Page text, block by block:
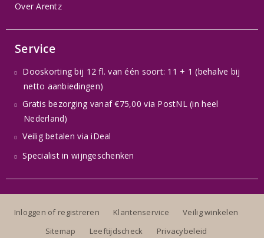
Over Arentz
Service
Dooskorting bij 12 fl. van één soort: 11 + 1 (behalve bij
netto aanbiedingen)
Gratis bezorging vanaf €75,00 via PostNL (in heel
Nederland)
Veilig betalen via iDeal
Specialist in wijngeschenken
Inloggen of registreren Klantenservice
Veilig winkelen
Sitemap
Leeftijdscheck Privacybeleid